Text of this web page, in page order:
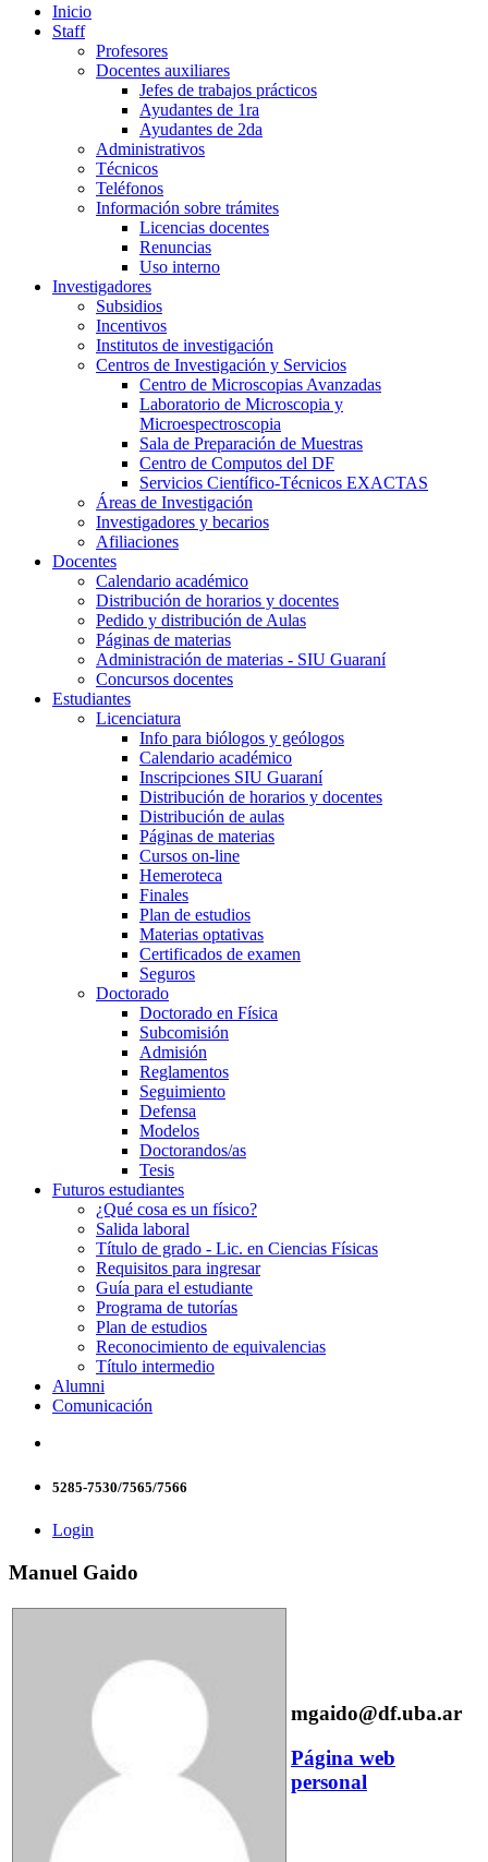
Inicio
Staff
Profesores
Docentes auxiliares
Jefes de trabajos prácticos
Ayudantes de 1ra
Ayudantes de 2da
Administrativos
Técnicos
Teléfonos
Información sobre trámites
Licencias docentes
Renuncias
Uso interno
Investigadores
Subsidios
Incentivos
Institutos de investigación
Centros de Investigación y Servicios
Centro de Microscopias Avanzadas
Laboratorio de Microscopia y
Microespectroscopia
Sala de Preparación de Muestras
Centro de Computos del DF
Servicios Científico-Técnicos EXACTAS
Áreas de Investigación
Investigadores y becarios
Afiliaciones
Docentes
Calendario académico
Distribución de horarios y docentes
Pedido y distribución de Aulas
Páginas de materias
Administración de materias - SIU Guaraní
Concursos docentes
Estudiantes
Licenciatura
Info para biólogos y geólogos
Calendario académico
Inscripciones SIU Guaraní
Distribución de horarios y docentes
Distribución de aulas
Páginas de materias
Cursos on-line
Hemeroteca
Finales
Plan de estudios
Materias optativas
Certificados de examen
Seguros
Doctorado
Doctorado en Física
Subcomisión
Admisión
Reglamentos
Seguimiento
Defensa
Modelos
Doctorandos/as
Tesis
Futuros estudiantes
¿Qué cosa es un físico?
Salida laboral
Título de grado - Lic. en Ciencias Físicas
Requisitos para ingresar
Guía para el estudiante
Programa de tutorías
Plan de estudios
Reconocimiento de equivalencias
Título intermedio
Alumni
Comunicación
5285-7530/7565/7566
Login
Manuel Gaido
mgaido@df.uba.ar
Página web
personal